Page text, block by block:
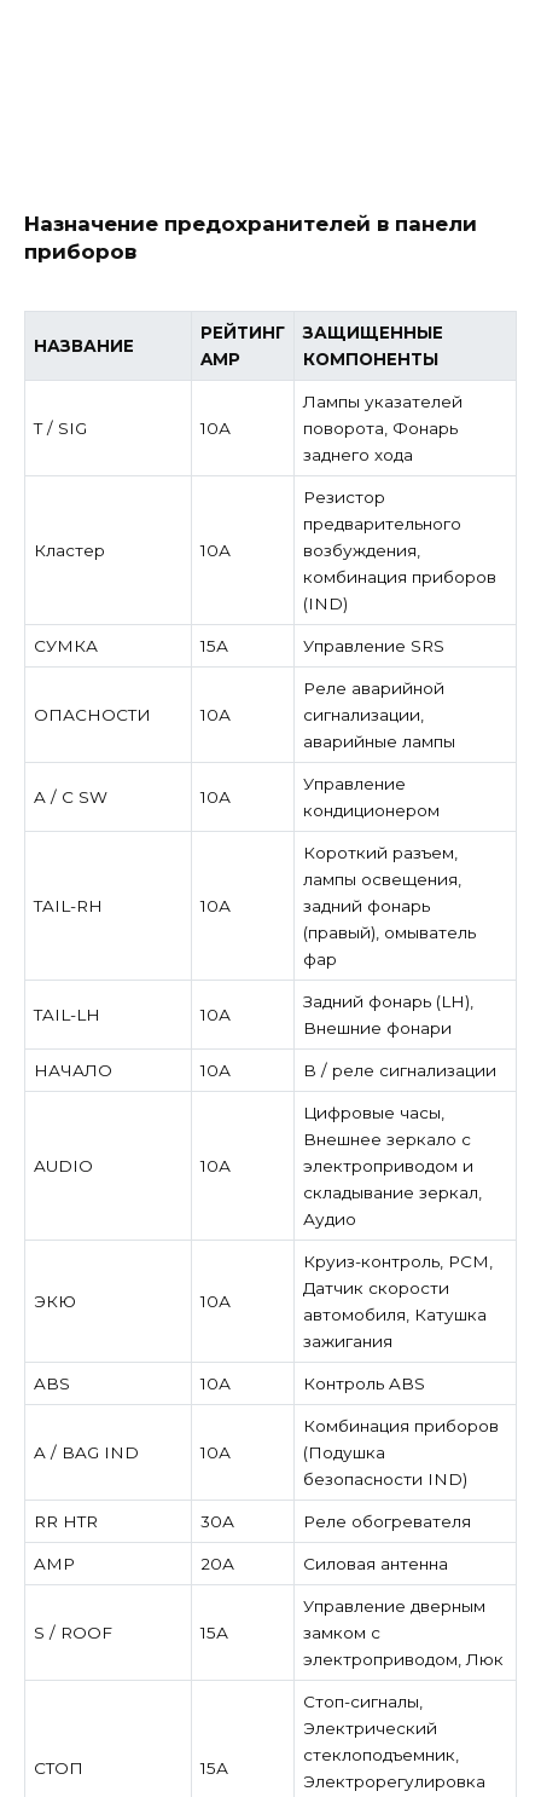
Назначение предохранителей в панели
приборов
НАЗВАНИЕ
РЕЙТИНГ
AMP
ЗАЩИЩЕННЫЕ
КОМПОНЕНТЫ
Т / SIG 10А
Лампы указателей
поворота, Фонарь
заднего хода
Кластер 10А
Резистор
предварительного
возбуждения,
комбинация приборов
(IND)
СУМКА 15А Управление SRS
ОПАСНОСТИ 10А
Реле аварийной
сигнализации,
аварийные лампы
A / C SW 10А
Управление
кондиционером
TAIL-RH 10А
Короткий разъем,
лампы освещения,
задний фонарь
(правый), омыватель
фар
TAIL-LH 10А
Задний фонарь (LH),
Внешние фонари
НАЧАЛО 10А B / реле сигнализации
AUDIO 10А
Цифровые часы,
Внешнее зеркало с
электроприводом и
складывание зеркал,
Аудио
ЭКЮ 10А
Круиз-контроль, PCM,
Датчик скорости
автомобиля, Катушка
зажигания
ABS 10А Контроль ABS
A / BAG IND 10А
Комбинация приборов
(Подушка
безопасности IND)
RR HTR 30А Реле обогревателя
AMP 20А Силовая антенна
S / ROOF 15А
Управление дверным
замком с
электроприводом, Люк
СТОП 15А
Стоп-сигналы,
Электрический
стеклоподъемник,
Электрорегулировка